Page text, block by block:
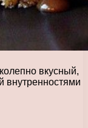
вкусный,
внутренностями